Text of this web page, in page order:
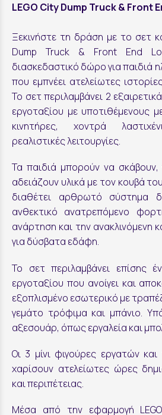
LEGO City Dump Truck & Front
Ξεκινήστε τη δράση με το σετ
Dump Truck & Front End
διασκεδαστικό δώρο για παιδιά
που εμπνέει ατελείωτες
Το σετ περιλαμβάνει 2
εργοταξίου με υποτιθέμενους
κινητήρες, χοντρά
ρεαλιστικές λειτουργίες.
Τα παιδιά μπορούν να
αδειάζουν υλικά με τον κουβά
διαθέτει αρθρωτό σύστημα
ανθεκτικό ανατρεπόμενο
ανάρτηση και την ανακλινόμενη
για δύσβατα εδάφη.
Το σετ περιλαμβάνει επίσης
εργοταξίου που ανοίγει και
εξοπλισμένο εσωτερικό με
γεμάτο τρόφιμα και μπάνιο.
αξεσουάρ, όπως εργαλεία και
Οι 3 μίνι φιγούρες εργατών
χαρίσουν ατελείωτες ώρες
και περιπέτειας.
Μέσα από την εφαρμογή